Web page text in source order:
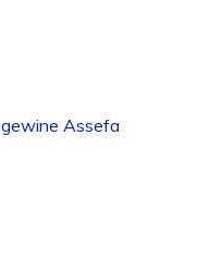
Assefa